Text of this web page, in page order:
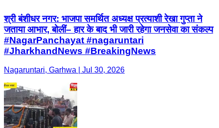
श्री बंशीधर नगर: भाजपा समर्थित अध्यक्ष प्रत्याशी रेखा गुप्ता ने
जताया आभार, बोलीं– हार के बाद भी जारी रहेगा जनसेवा का संकल्प
#NagarPanchayat #nagaruntari
#JharkhandNews #BreakingNews
Nagaruntari, Garhwa | Jul 30, 2026